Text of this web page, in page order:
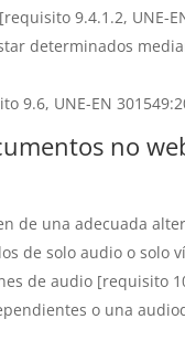
9.4.1.2, UNE-
determinados
9.6, UNE-EN
no
de una adecuada
de solo audio o solo
de audio [requisito
o una